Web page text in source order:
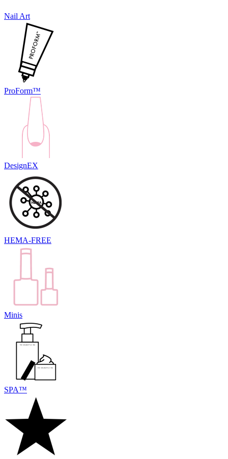
Nail Art
ProForm™
DesignEX
HEMA-FREE
Minis
SPA™